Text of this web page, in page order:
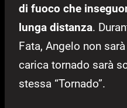
di fuoco che
lunga distanza.
Fata, Angelo non
carica tornado sarà
stessa “Tornado”.